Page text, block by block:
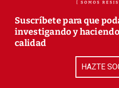
Suscríbete para que
investigando y
calidad
HAZTE